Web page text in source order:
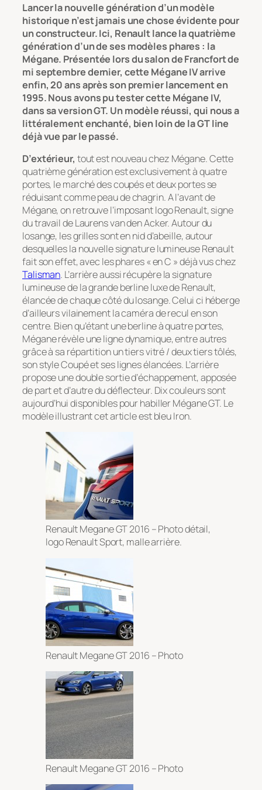
Lancer la nouvelle génération d’un modèle
historique n’est jamais une chose évidente pour
un constructeur. Ici, Renault lance la quatrième
génération d’un de ses modèles phares : la
Mégane. Présentée lors du salon de Francfort de
mi septembre dernier, cette Mégane IV arrive
enfin, 20 ans après son premier lancement en
1995. Nous avons pu tester cette Mégane IV,
dans sa version GT. Un modèle réussi, qui nous a
littéralement enchanté, bien loin de la GT line
déjà vue par le passé.
D’extérieur, tout est nouveau chez Mégane. Cette
quatrième génération est exclusivement à quatre
portes, le marché des coupés et deux portes se
réduisant comme peau de chagrin. A l’avant de
Mégane, on retrouve l’imposant logo Renault, signe
du travail de Laurens van den Acker. Autour du
losange, les grilles sont en nid d’abeille, autour
desquelles la nouvelle signature lumineuse Renault
fait son effet, avec les phares « en C » déjà vus chez
Talisman. L’arrière aussi récupère la signature
lumineuse de la grande berline luxe de Renault,
élancée de chaque côté du losange. Celui ci héberge
d’ailleurs vilainement la caméra de recul en son
centre. Bien qu’étant une berline à quatre portes,
Mégane révèle une ligne dynamique, entre autres
grâce à sa répartition un tiers vitré / deux tiers tôlés,
son style Coupé et ses lignes élancées. L’arrière
propose une double sortie d’échappement, apposée
de part et d’autre du déflecteur. Dix couleurs sont
aujourd’hui disponibles pour habiller Mégane GT. Le
modèle illustrant cet article est bleu Iron.
Renault Megane GT 2016 – Photo détail,
logo Renault Sport, malle arrière.
Renault Megane GT 2016 – Photo
Renault Megane GT 2016 – Photo